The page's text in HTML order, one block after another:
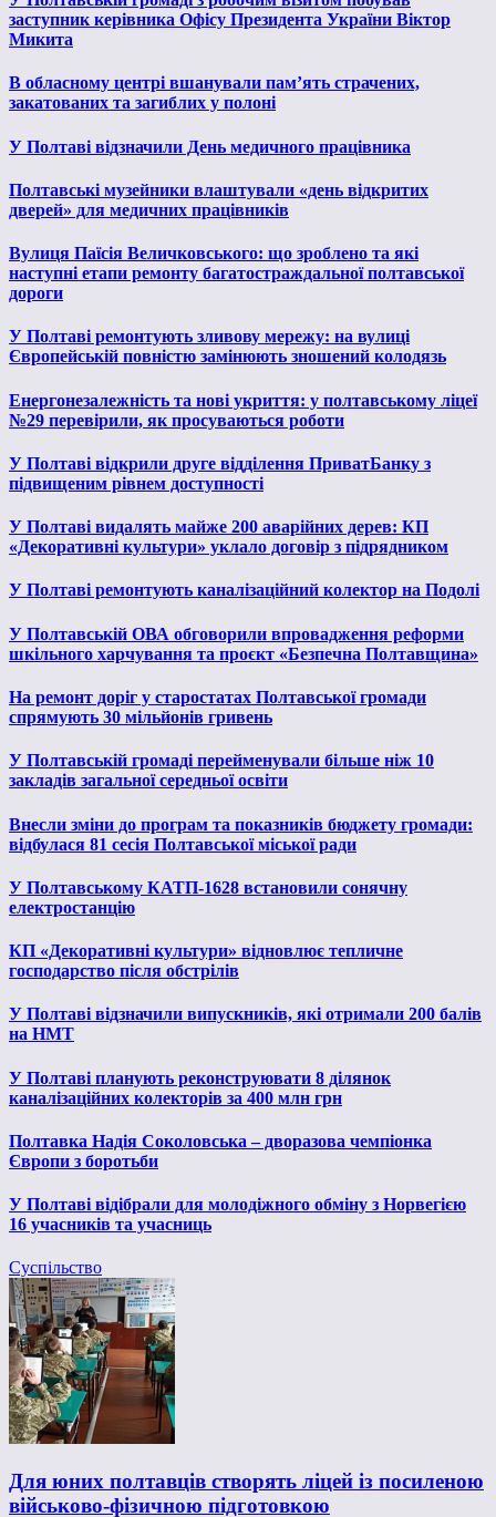
заступник керівника Офісу Президента України Віктор
Микита
В обласному центрі вшанували пам’ять страчених,
закатованих та загиблих у полоні
У Полтаві відзначили День медичного працівника
Полтавські музейники влаштували «день відкритих
дверей» для медичних працівників
Вулиця Паїсія Величковського: що зроблено та які
наступні етапи ремонту багатостраждальної полтавської
дороги
У Полтаві ремонтують зливову мережу: на вулиці
Європейській повністю замінюють зношений колодязь
Енергонезалежність та нові укриття: у полтавському ліцеї
№29 перевірили, як просуваються роботи
У Полтаві відкрили друге відділення ПриватБанку з
підвищеним рівнем доступності
У Полтаві видалять майже 200 аварійних дерев: КП
«Декоративні культури» уклало договір з підрядником
У Полтаві ремонтують каналізаційний колектор на Подолі
У Полтавській ОВА обговорили впровадження реформи
шкільного харчування та проєкт «Безпечна Полтавщина»
На ремонт доріг у старостатах Полтавської громади
спрямують 30 мільйонів гривень
У Полтавській громаді перейменували більше ніж 10
закладів загальної середньої освіти
Внесли зміни до програм та показників бюджету громади:
відбулася 81 сесія Полтавської міської ради
У Полтавському КАТП-1628 встановили сонячну
електростанцію
КП «Декоративні культури» відновлює тепличне
господарство після обстрілів
У Полтаві відзначили випускників, які отримали 200 балів
на НМТ
У Полтаві планують реконструювати 8 ділянок
каналізаційних колекторів за 400 млн грн
Полтавка Надія Соколовська – дворазова чемпіонка
Європи з боротьби
У Полтаві відібрали для молодіжного обміну з Норвегією
16 учасників та учасниць
Суспільство
Для юних полтавців створять ліцей із посиленою
військово-фізичною підготовкою